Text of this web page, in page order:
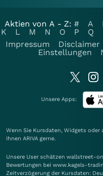
Aktien von A - Z: # A
K
L M N O P Q
Impressum
Disclaimer
Einstellungen
Unsere Apps:
Wenn Sie Kursdaten, Widgets
Ihnen ARIVA gerne.
Unsere User schätzen wallstreet-
Bewertungen bei www.kagels-
Zeitverzögerung der Kursdaten: